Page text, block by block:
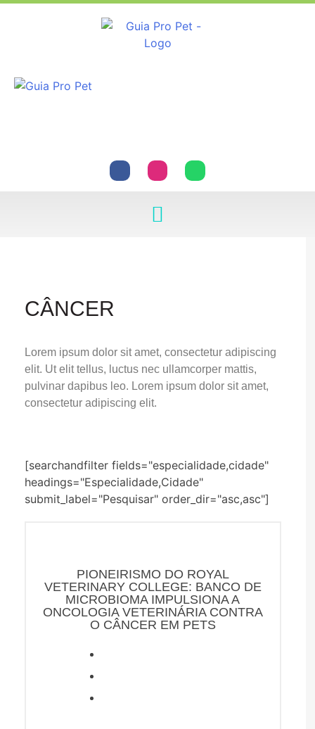
CÂNCER
Lorem ipsum dolor sit amet, consectetur adipiscing
elit. Ut elit tellus, luctus nec ullamcorper mattis,
pulvinar dapibus leo. Lorem ipsum dolor sit amet,
consectetur adipiscing elit.
[searchandfilter fields="especialidade,cidade"
headings="Especialidade,Cidade"
submit_label="Pesquisar" order_dir="asc,asc"]
PIONEIRISMO DO ROYAL
VETERINARY COLLEGE: BANCO DE
MICROBIOMA IMPULSIONA A
ONCOLOGIA VETERINÁRIA CONTRA
O CÂNCER EM PETS